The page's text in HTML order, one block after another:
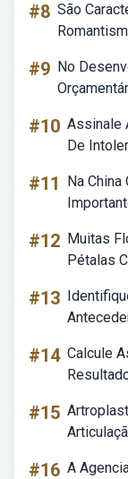
#8 São
#9 No
#10 Assinale
De
#11
Na
#12 Muitas
Pétalas
#13
#14 Calcule
#15
#16 A